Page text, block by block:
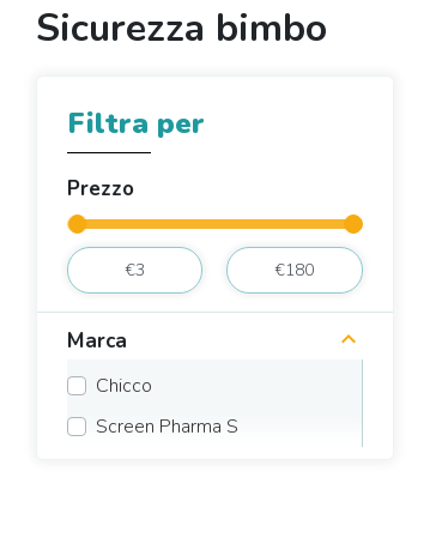
Sicurezza bimbo
Filtra per
Prezzo
Marca
Chicco
Screen Pharma S